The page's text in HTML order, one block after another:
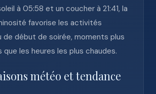
à 05:58 et un coucher à 21:41, la
favorise les activités
de début de soirée, moments plus
les heures les plus chaudes.
météo et tendance